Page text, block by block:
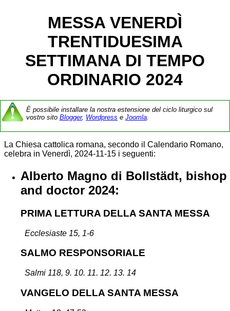
MESSA VENERDÌ
TRENTIDUESIMA
SETTIMANA DI TEMPO
ORDINARIO 2024
È possibile installare la nostra estensione del ciclo liturgico sul
vostro sito Blogger, Wordpress e Joomla.
La Chiesa cattolica romana, secondo il Calendario Romano,
celebra in Venerdì, 2024-11-15 i seguenti:
Alberto Magno di Bollstädt, bishop
and doctor 2024:
PRIMA LETTURA DELLA SANTA MESSA
Ecclesiaste 15, 1-6
SALMO RESPONSORIALE
Salmi 118, 9. 10. 11. 12. 13. 14
VANGELO DELLA SANTA MESSA